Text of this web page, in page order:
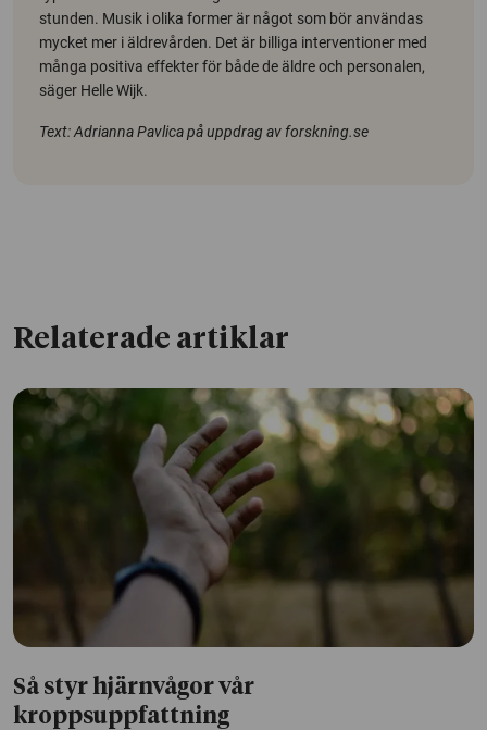
stunden. Musik i olika former är något som bör användas
mycket mer i äldrevården. Det är billiga interventioner med
många positiva effekter för både de äldre och personalen,
säger Helle Wijk.
Text: Adrianna Pavlica på uppdrag av forskning.se
Relaterade artiklar
Så styr hjärnvågor vår
kroppsuppfattning